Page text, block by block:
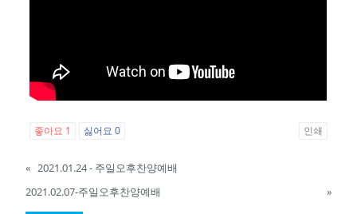
좋아요 1 싫어요0 인쇄
« 2021.01.24 - 주일오후찬양예배
2021.02.07-주일오후찬양예배
»